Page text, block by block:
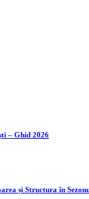
– Ghid 2026
și Structura în